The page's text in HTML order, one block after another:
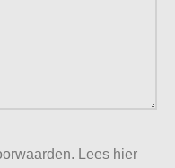
ons of heeft u nog
Lees hier